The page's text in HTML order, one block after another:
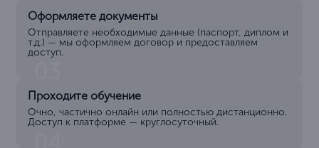
Оформляете документы
Отправляете необходимые данные (паспорт, диплом и
т.д.) — мы оформляем договор и предоставляем
доступ.
Проходите обучение
Очно, частично онлайн или полностью дистанционно.
Доступ к платформе — круглосуточный.